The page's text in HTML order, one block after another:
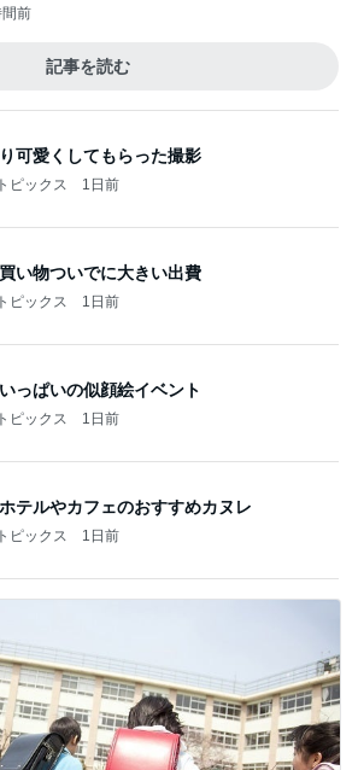
前
記事を読む
可愛くしてもらった撮影
ピックス 1日前
い物ついでに大きい出費
ピックス 1日前
っぱいの似顔絵イベント
ピックス 1日前
テルやカフェのおすすめカヌレ
ピックス 1日前